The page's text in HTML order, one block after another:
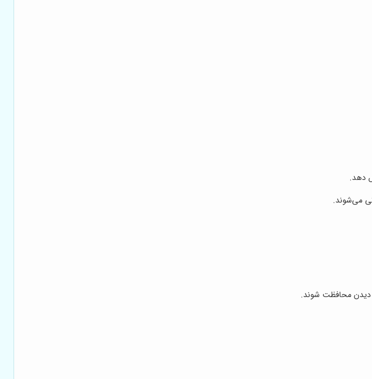
دهد.
می‌شوند.
دیدن محافظت شوند.